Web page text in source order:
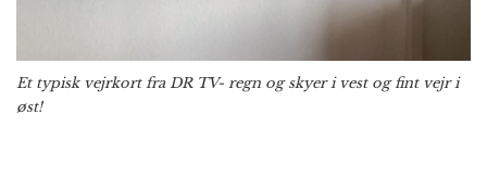
Et typisk vejrkort fra DR TV- regn og skyer i vest og fint vejr i
øst!